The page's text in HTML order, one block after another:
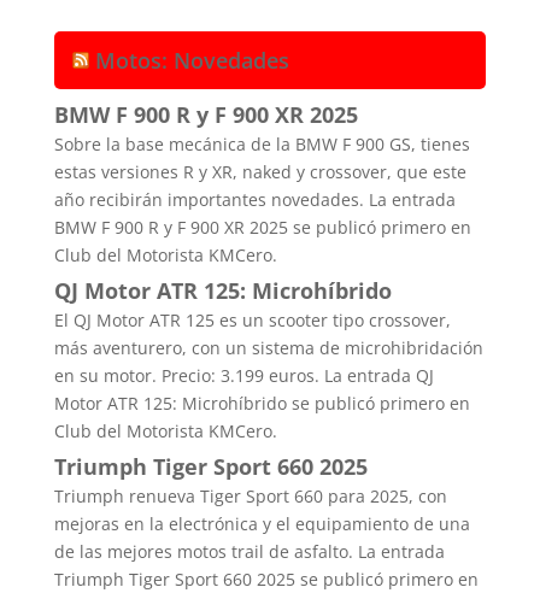
Motos: Novedades
BMW F 900 R y F 900 XR 2025
Sobre la base mecánica de la BMW F 900 GS, tienes
estas versiones R y XR, naked y crossover, que este
año recibirán importantes novedades. La entrada
BMW F 900 R y F 900 XR 2025 se publicó primero en
Club del Motorista KMCero.
QJ Motor ATR 125: Microhíbrido
El QJ Motor ATR 125 es un scooter tipo crossover,
más aventurero, con un sistema de microhibridación
en su motor. Precio: 3.199 euros. La entrada QJ
Motor ATR 125: Microhíbrido se publicó primero en
Club del Motorista KMCero.
Triumph Tiger Sport 660 2025
Triumph renueva Tiger Sport 660 para 2025, con
mejoras en la electrónica y el equipamiento de una
de las mejores motos trail de asfalto. La entrada
Triumph Tiger Sport 660 2025 se publicó primero en